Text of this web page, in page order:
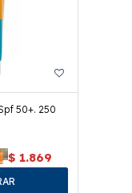
50+. 250
$ 1.869